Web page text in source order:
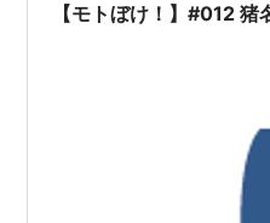
【モトぼけ！】#012